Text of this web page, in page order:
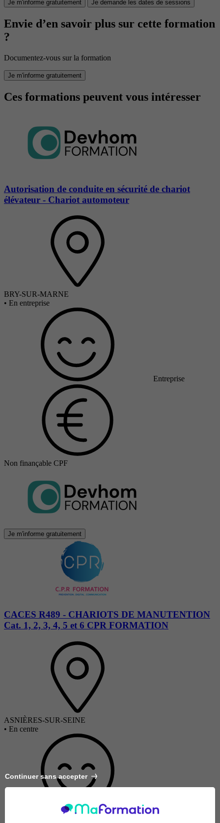
Je m'informe gratuitement Je demande les dates de sessions
Envie d’en savoir plus sur cette formation
?
Documentez-vous sur la formation
Je m'informe gratuitement
Ces formations peuvent vous intéresser
Autorisation de conduite en sécurité de chariot
élévateur - Chariot automoteur
BRY-SUR-MARNE
• En entreprise
Entreprise
Non finançable CPF
Je m'informe gratuitement
CACES R489 - CHARIOTS DE MANUTENTION
Cat. 1, 2, 3, 4, 5 et 6 CPR FORMATION
ASNIÈRES-SUR-SEINE
• En centre
Continuer sans accepter